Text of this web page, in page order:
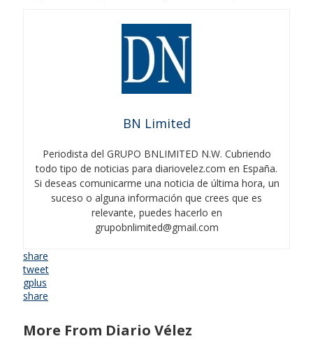
BN Limited
Periodista del GRUPO BNLIMITED N.W. Cubriendo
todo tipo de noticias para diariovelez.com en España.
Si deseas comunicarme una noticia de última hora, un
suceso o alguna información que crees que es
relevante, puedes hacerlo en
grupobnlimited@gmail.com
share
tweet
gplus
share
More From Diario Vélez